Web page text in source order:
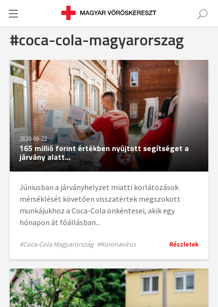
#coca-cola-magyarorszag
2020-06-22
165 millió forint értékben nyújtott segítséget a
járvány alatt...
Júniusban a járványhelyzet miatti korlátozások
mérséklését követően visszatértek megszokott
munkájukhoz a Coca-Cola önkéntesei, akik egy
hónapon át főállásban...
#Coca-Cola Magyarország #Koronavírus Részletek